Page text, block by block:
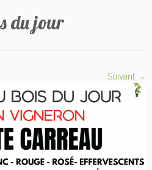
du jour
Suivant →